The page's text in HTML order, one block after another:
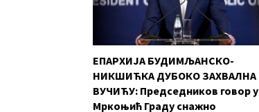
ЕПАРХИЈА БУДИМЉАНСКО-
НИКШИЋКА ДУБОКО ЗАХВАЛНА
ВУЧИЋУ: Председников говор у
Мркоњић Граду снажно